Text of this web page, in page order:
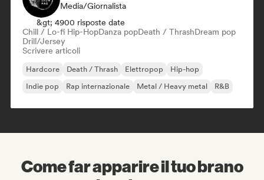
Media/Giornalista
&gt; 4900 risposte date
Chill / Lo-fi Hip-HopDanza popDeath / ThrashDream pop
Drill/Jersey
Scrivere articoli
Hardcore Death / Thrash Elettropop
Hip-hop
Indie pop
Rap internazionale Metal / Heavy metal R&B
Come far apparire il tuo brano